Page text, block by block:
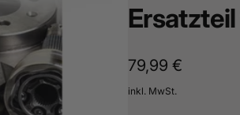
Normaler
Preis
79,99 €
inkl. MwSt.